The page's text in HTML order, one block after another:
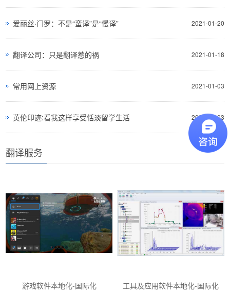
2021-01-20
爱丽丝·门罗：不是“蛮译”是“慢译”
2021-01-18
翻译公司：只是翻译惹的祸
2021-01-03
常用网上资源
2021-01-03
英伦印迹:看我这样享受恬淡留学生活
翻译服务
游戏软件本地化-国际化 工具及应用软件本地化-国际化